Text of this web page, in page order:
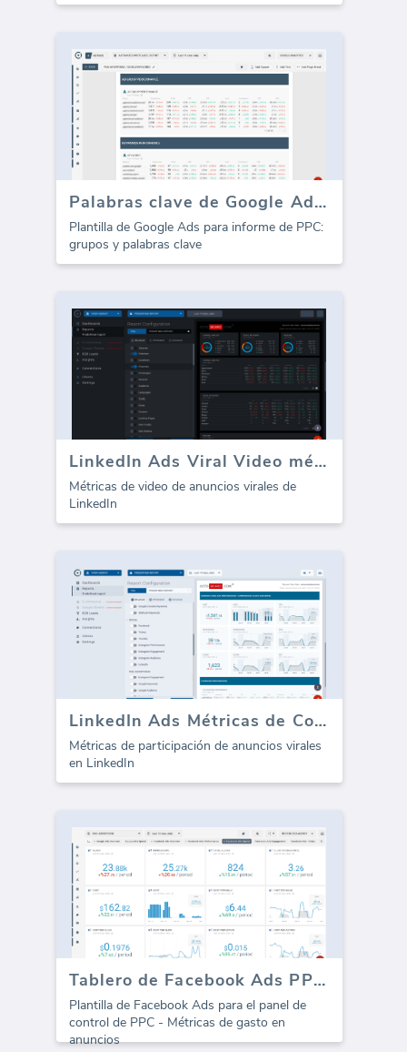
Palabras clave de Google Ads PPC (Informe)
Plantilla de Google Ads para informe de PPC:
grupos y palabras clave
LinkedIn Ads Viral Video métricas
Métricas de video de anuncios virales de
LinkedIn
LinkedIn Ads Métricas de Compromiso Viral
Métricas de participación de anuncios virales
en LinkedIn
Tablero de Facebook Ads PPC - Gasto en anuncios
Plantilla de Facebook Ads para el panel de
control de PPC - Métricas de gasto en
anuncios